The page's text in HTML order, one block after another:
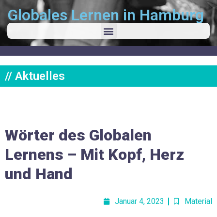
Globales Lernen in Hamburg
// Aktuelles
Wörter des Globalen
Lernens – Mit Kopf, Herz
und Hand
Januar 4, 2023 Material